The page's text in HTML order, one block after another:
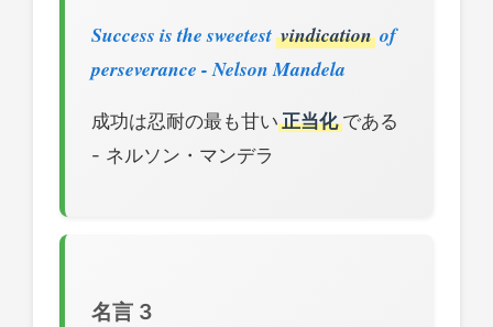
Success is the sweetest vindication of
perseverance - Nelson Mandela
成功は忍耐の最も甘い 正当化である
- ネルソン・マンデラ
名言 3